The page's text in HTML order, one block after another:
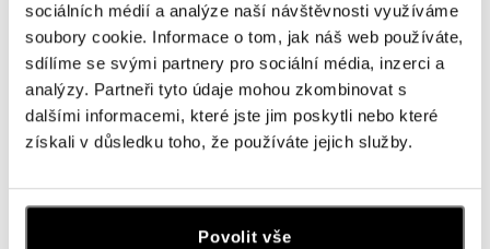
sociálních médií a analýze naší návštěvnosti využíváme
soubory cookie. Informace o tom, jak náš web používáte,
sdílíme se svými partnery pro sociální média, inzerci a
analýzy. Partneři tyto údaje mohou zkombinovat s
dalšími informacemi, které jste jim poskytli nebo které
získali v důsledku toho, že používáte jejich služby.
Povolit vše
HALADA Česká, Brno
Česká 23, 602 00 Brno
tel.: +420602443261
otevřeno v Pondělí od 09:00
Rudná 3114/114, 700 30 Ostrava-Zábřeh
dnes otevřeno do 21:00